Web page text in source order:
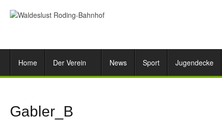
Home Der Verein News Sport Jugendecke
Gabler_B